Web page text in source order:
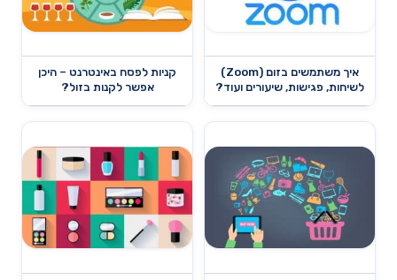
איך משתמשים בזום (Zoom)
לשיחות, פגישות, שיעורים ועוד?
קניות לפסח באינטרנט – היכן
אפשר לקנות בזול?